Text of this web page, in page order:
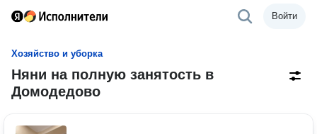
Войти
Хозяйство и уборка
Няни на полную занятость в
Домодедово